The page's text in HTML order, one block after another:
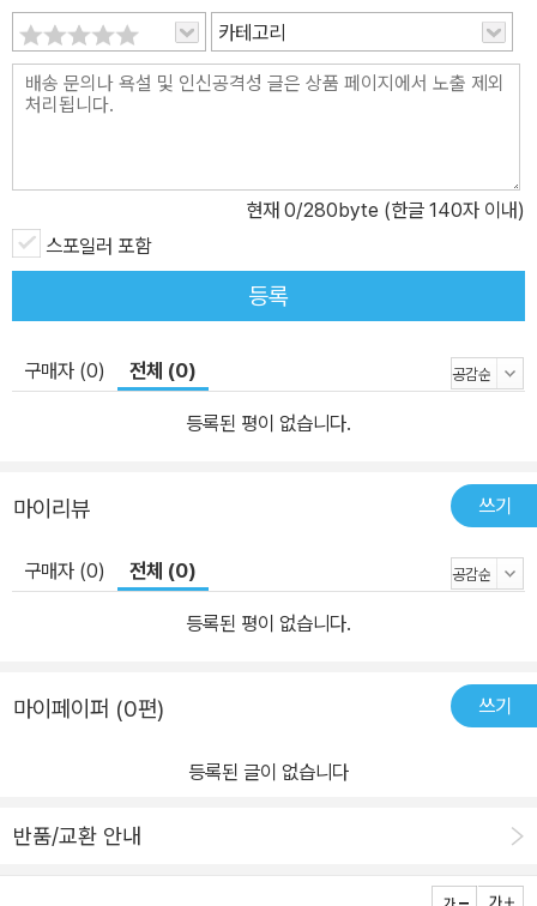
성과 자율성의 이념으로 고고하게 자기를 신성화하다가 마침내 파국
에 이른 것이 근대문학의 종말이라는 것이다. 독창성의 이념이 새로
운 것의 창조라는 강박을 낳았고, 그 강박이 낡고 진부한 것들의 부정
이라는 증상으로 표출되었으며, 그렇게 극단적인 부정을 거듭하다가
것이 바로 모더니즘의 파국, 다시 말해 근대적 예술의 종언이다. 지성
의 문학, 공감의 문학, 자유주의 문학에 대한 포스트모던한 비판 지금
한국문학은 근대에서 포스트 근대로, 역사적인 문턱을 건너고 있는
중이다. 근대적인 주체의 존재론적 근거가 무너짐으로써 새로운 주체
가 탄생할 수 있는 가능성이 열리고 있다. 확고부동하고 나르시시즘
적인 근대적 주체는, 유동적이고 개방적인 주체로 변신 가능하다. 그
렇게 변신 가능한 포스트모던한 주체는 아집과 독아론을 극복하고 외
부의 타자와 접속함으로써 자기를 그 무엇으로도 변이시킬 수 있는
바로 그 변신 가능한 잠재성의 주체에 대한 모색과 성찰로 드러난다.
이 평론집의 부제로 삼은 ‘소설의 윤리와 변신 가능한 인간의 길’이라
는 구절 속에 그런 뜻이 집약되어 있다. 그것을 극기복례(克己復
禮), 천하위공(天下爲公)이라는 의고적인 표현으로 대신할 수도 있
을 것이다. 전체를 위해서 멸사(滅私)하는 주체가 아니라, 자기 이외
주체가 이 세계의 정의와 공익을 위해 자기를 극복하는 것이 곧 윤리
인 것이다. 그러므로 이 문학론집은 한국에서 근대적인 문학의 주도
권을 쥐고 있는 지성의 문학, 공감의 문학, 그러니까 그 부르주아적인
주의할 것은 그 비판이 계급주의에 입각한 프롤레타리아적인 비판이
듭 밝히지만, 이는 자유주의 문학에 대한 포스트모던한 비판이다. ‘지
카테고리
현재 0/280byte (한글 140자 이내)
스포일러 포함
등록
구매자 (0) 전체 (0)
등록된 평이 없습니다.
마이리뷰 쓰기
구매자 (0) 전체 (0)
등록된 평이 없습니다.
마이페이퍼 (0편) 쓰기
등록된 글이 없습니다
반품/교환 안내